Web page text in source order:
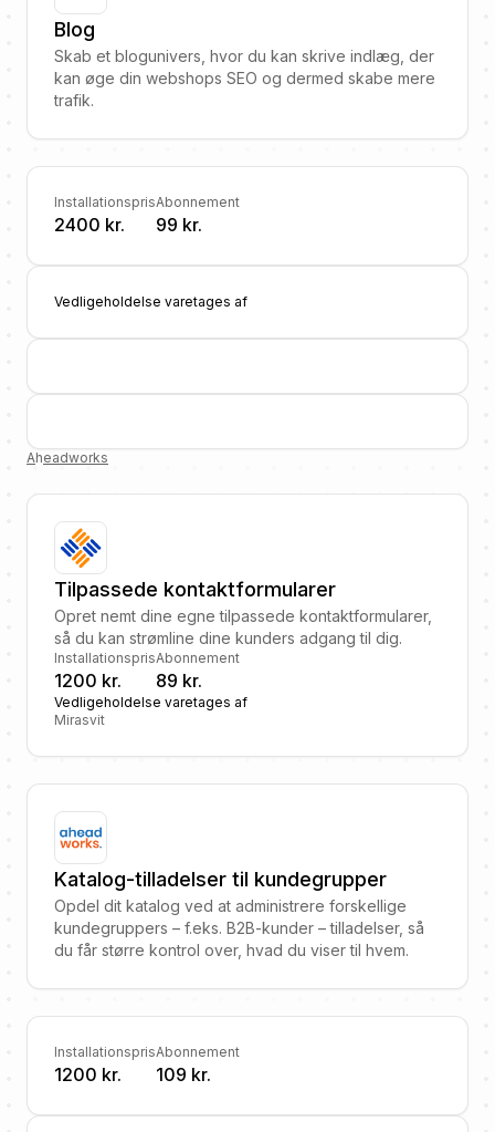
Blog
Skab et blogunivers, hvor du kan skrive indlæg, der
kan øge din webshops SEO og dermed skabe mere
trafik.
Installationspris
2400 kr.
Abonnement
99 kr.
Vedligeholdelse varetages af
Aheadworks
Tilpassede kontaktformularer
Opret nemt dine egne tilpassede kontaktformularer,
så du kan strømline dine kunders adgang til dig.
Installationspris
1200 kr.
Abonnement
89 kr.
Vedligeholdelse varetages af
Mirasvit
Katalog-tilladelser til kundegrupper
Opdel dit katalog ved at administrere forskellige
kundegruppers – f.eks. B2B-kunder – tilladelser, så
du får større kontrol over, hvad du viser til hvem.
Installationspris
1200 kr.
Abonnement
109 kr.